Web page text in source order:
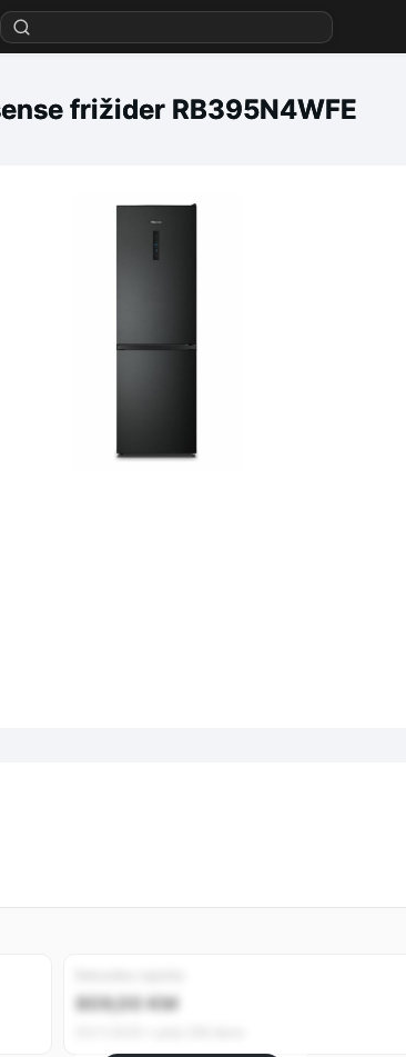
frižider RB395N4WFE
809,00 KM